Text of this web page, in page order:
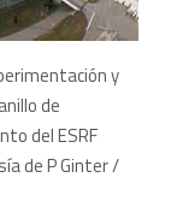
y
de
del ESRF
de P Ginter /